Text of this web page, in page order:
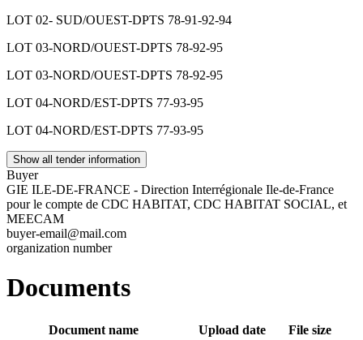
LOT 02- SUD/OUEST-DPTS 78-91-92-94
LOT 03-NORD/OUEST-DPTS 78-92-95
LOT 03-NORD/OUEST-DPTS 78-92-95
LOT 04-NORD/EST-DPTS 77-93-95
LOT 04-NORD/EST-DPTS 77-93-95
Show all tender information
Buyer
GIE ILE-DE-FRANCE - Direction Interrégionale Ile-de-France
pour le compte de CDC HABITAT, CDC HABITAT SOCIAL, et
MEECAM
buyer-email@mail.com
organization number
Documents
Document name Upload date
File size